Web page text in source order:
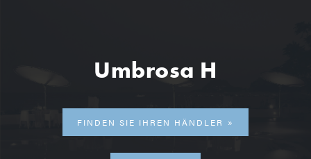
Umbrosa H
FINDEN SIE IHREN HÄNDLER